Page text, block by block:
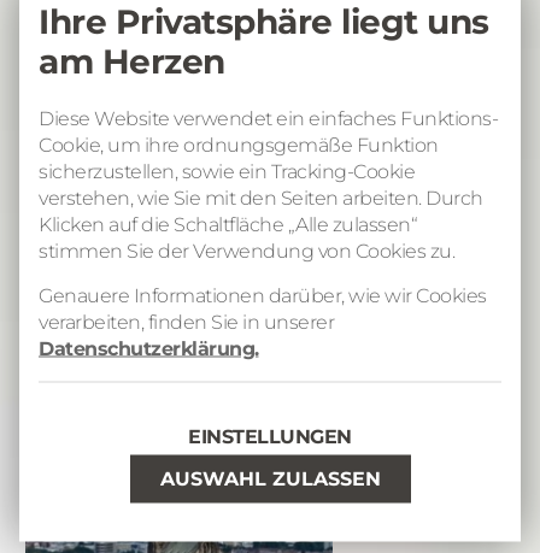
Ihre Privatsphäre liegt uns
am Herzen
Diese Website verwendet ein einfaches Funktions-
Cookie, um ihre ordnungsgemäße Funktion
sicherzustellen, sowie ein Tracking-Cookie
verstehen, wie Sie mit den Seiten arbeiten. Durch
Klicken auf die Schaltfläche „Alle zulassen“
stimmen Sie der Verwendung von Cookies zu.
Genauere Informationen darüber, wie wir Cookies
verarbeiten, finden Sie in unserer
Datenschutzerklärung.
EINSTELLUNGEN
Wo finde ich...